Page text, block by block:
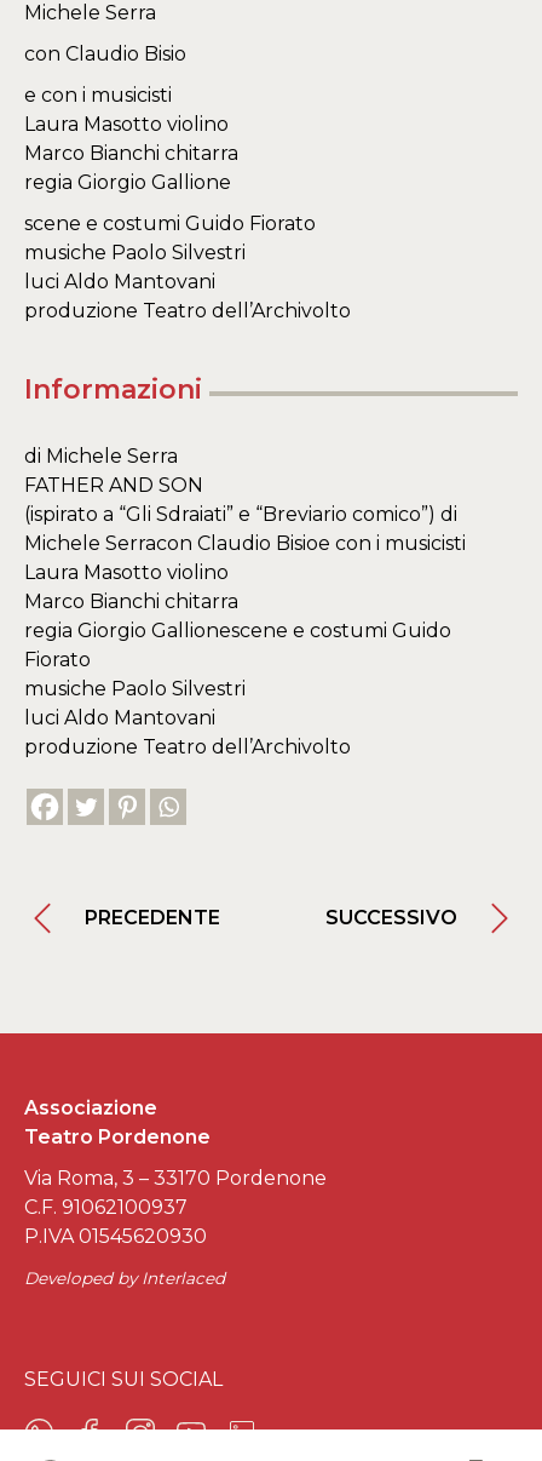
Michele Serra
con Claudio Bisio
e con i musicisti
Laura Masotto violino
Marco Bianchi chitarra
regia Giorgio Gallione
scene e costumi Guido Fiorato
musiche Paolo Silvestri
luci Aldo Mantovani
produzione Teatro dell’Archivolto
Informazioni
di Michele Serra
FATHER AND SON
(ispirato a “Gli Sdraiati” e “Breviario comico”) di
Michele Serracon Claudio Bisioe con i musicisti
Laura Masotto violino
Marco Bianchi chitarra
regia Giorgio Gallionescene e costumi Guido
Fiorato
musiche Paolo Silvestri
luci Aldo Mantovani
produzione Teatro dell’Archivolto
PRECEDENTE SUCCESSIVO
Associazione
Teatro Pordenone
Via Roma, 3 – 33170 Pordenone
C.F. 91062100937
P.IVA 01545620930
Developed by Interlaced
SEGUICI SUI SOCIAL